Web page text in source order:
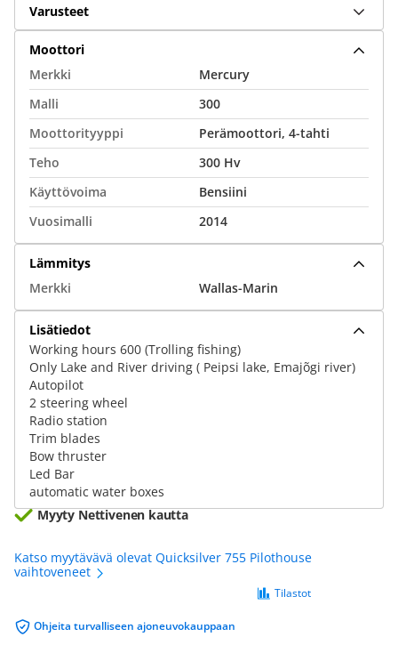
Varusteet
Moottori
Merkki
Mercury
Malli
300
Moottorityyppi
Perämoottori, 4-tahti
Teho
300 Hv
Käyttövoima
Bensiini
Vuosimalli
2014
Lämmitys
Merkki
Wallas-Marin
Lisätiedot
Working hours 600 (Trolling fishing)
Only Lake and River driving ( Peipsi lake, Emajõgi river)
Autopilot
2 steering wheel
Radio station
Trim blades
Bow thruster
Led Bar
automatic water boxes
Myyty Nettivenen kautta
Katso myytävävä olevat Quicksilver 755 Pilothouse
vaihtoveneet
Ohjeita turvalliseen ajoneuvokauppaan
Tilastot